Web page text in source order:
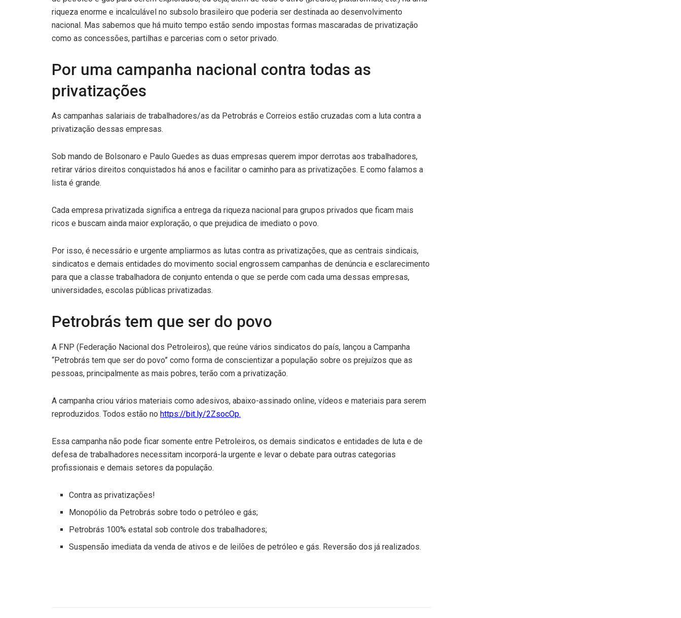
riqueza enorme e incalculável no subsolo brasileiro que poderia ser destinada ao desenvolvimento
nacional. Mas sabemos que há muito tempo estão sendo impostas formas mascaradas de privatização
como as concessões, partilhas e parcerias com o setor privado.
Por uma campanha nacional contra todas as
privatizações
As campanhas salariais de trabalhadores/as da Petrobrás e Correios estão cruzadas com a luta contra a
privatização dessas empresas.
Sob mando de Bolsonaro e Paulo Guedes as duas empresas querem impor derrotas aos trabalhadores,
retirar vários direitos conquistados há anos e facilitar o caminho para as privatizações. E como falamos a
lista é grande.
Cada empresa privatizada significa a entrega da riqueza nacional para grupos privados que ficam mais
ricos e buscam ainda maior exploração, o que prejudica de imediato o povo.
Por isso, é necessário e urgente ampliarmos as lutas contra as privatizações, que as centrais sindicais,
sindicatos e demais entidades do movimento social engrossem campanhas de denúncia e esclarecimento
para que a classe trabalhadora de conjunto entenda o que se perde com cada uma dessas empresas,
universidades, escolas públicas privatizadas.
Petrobrás tem que ser do povo
A FNP (Federação Nacional dos Petroleiros), que reúne vários sindicatos do país, lançou a Campanha
“Petrobrás tem que ser do povo” como forma de conscientizar a população sobre os prejuízos que as
pessoas, principalmente as mais pobres, terão com a privatização.
A campanha criou vários materiais como adesivos, abaixo-assinado online, vídeos e materiais para serem
reproduzidos. Todos estão no https://bit.ly/2ZsocOp.
Essa campanha não pode ficar somente entre Petroleiros, os demais sindicatos e entidades de luta e de
defesa de trabalhadores necessitam incorporá-la urgente e levar o debate para outras categorias
profissionais e demais setores da população.
Contra as privatizações!
Monopólio da Petrobrás sobre todo o petróleo e gás;
Petrobrás 100% estatal sob controle dos trabalhadores;
Suspensão imediata da venda de ativos e de leilões de petróleo e gás. Reversão dos já realizados.